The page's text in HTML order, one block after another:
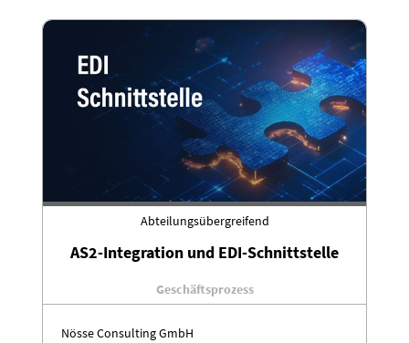
Abteilungsübergreifend
AS2-Integration und EDI-Schnittstelle
Geschäftsprozess
Nösse Consulting GmbH